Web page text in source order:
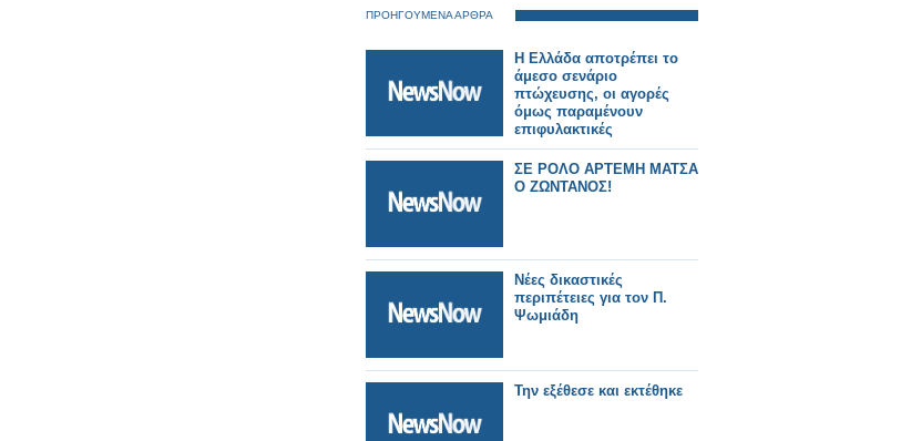
ΠΡΟΗΓΟΥΜΕΝΑ ΑΡΘΡΑ
Η Ελλάδα αποτρέπει το
άμεσο σενάριο
πτώχευσης, οι αγορές
όμως παραμένουν
επιφυλακτικές
ΣΕ ΡΟΛΟ ΑΡΤΕΜΗ ΜΑΤΣΑ
Ο ΖΩΝΤΑΝΟΣ!
Νέες δικαστικές
περιπέτειες για τον Π.
Ψωμιάδη
Την εξέθεσε και εκτέθηκε